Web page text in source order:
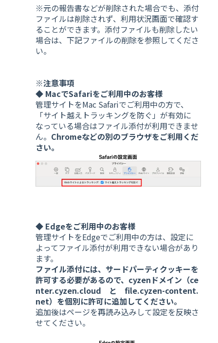
※元の報告書などが削除された場合でも、添付
ファイルは削除されず、利用状況画面で確認す
ることができます。添付ファイルも削除したい
場合は、下記ファイルの削除を参照してくださ
い。
※注意事項
◆ MacでSafariをご利用中のお客様
管理サイトをMac Safariでご利用中の方で、
「サイト越えトラッキングを防ぐ」が有効に
なっている場合はファイル添付が利用できませ
ん。 Chromeなどの別のブラウザをご利用くだ
さい。
◆ Edgeをご利用中のお客様
管理サイトをEdgeでご利用中の方は、設定に
よってファイル添付が利用できない場合があり
ます。
ファイル添付には、サードパーティクッキーを
許可する必要があるので、cyzenドメイン（ce
nter.cyzen.cloud と file.cyzen-content.
net）を個別に許可に追加してください。
追加後はページを再読み込みして設定を反映さ
せてください。